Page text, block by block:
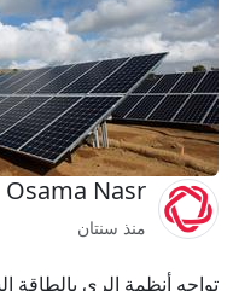
Osama Nasr
منذ سنتان
تواجه أنظمة الري